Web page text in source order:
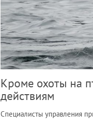
Кроме охоты на
действиям
Специалисты управления